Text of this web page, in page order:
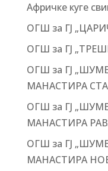
Афричке куге
ОГШ за ГЈ
ОГШ за ГЈ
ОГШ за ГЈ
МАНАСТИРА
ОГШ за ГЈ
МАНАСТИРА
ОГШ за ГЈ
МАНАСТИРА